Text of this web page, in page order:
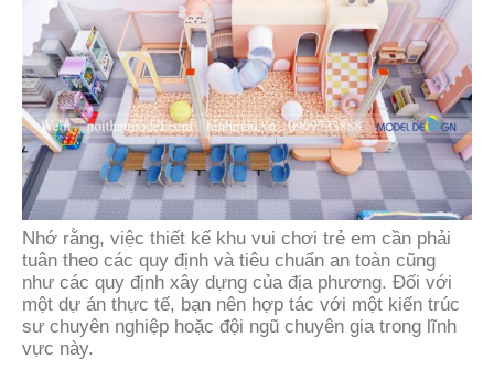
Nhớ rằng, việc thiết kế khu vui chơi trẻ em cần phải
tuân theo các quy định và tiêu chuẩn an toàn cũng
như các quy định xây dựng của địa phương. Đối với
một dự án thực tế, bạn nên hợp tác với một kiến trúc
sư chuyên nghiệp hoặc đội ngũ chuyên gia trong lĩnh
vực này.